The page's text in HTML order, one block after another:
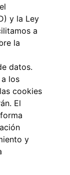
y la Ley
a
la
datos.
los
cookies
El
y